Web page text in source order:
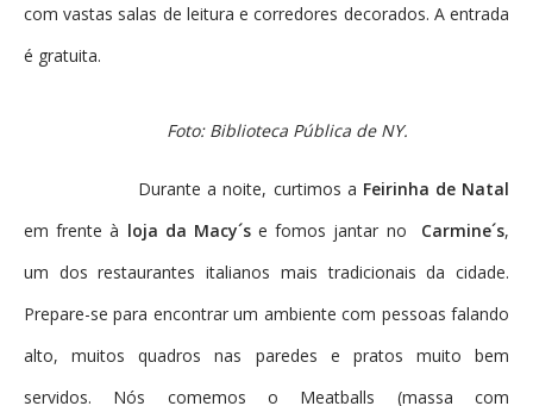
com vastas salas de leitura e corredores decorados. A entrada
é gratuita.
Foto: Biblioteca Pública de NY.
Durante a noite, curtimos a Feirinha de Natal
em frente à loja da Macy´se fomos jantar no Carmine´s,
um dos restaurantes italianos mais tradicionais da cidade.
Prepare-se para encontrar um ambiente com pessoas falando
alto, muitos quadros nas paredes e pratos muito bem
servidos. Nós comemos o Meatballs (massa com